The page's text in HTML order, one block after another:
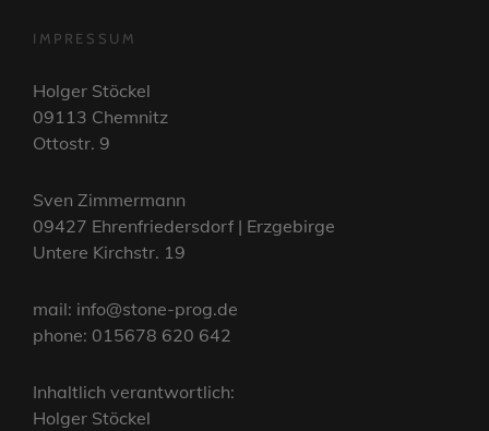
IMPRESSUM
Holger Stöckel
09113 Chemnitz
Ottostr. 9
Sven Zimmermann
09427 Ehrenfriedersdorf | Erzgebirge
Untere Kirchstr. 19
mail: info@stone-prog.de
phone: 015678 620 642
Inhaltlich verantwortlich:
Holger Stöckel